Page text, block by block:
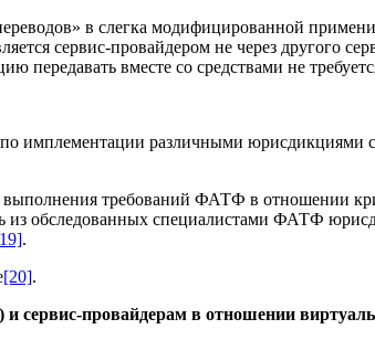
в слегка модифицированной
сервис-провайдером не через другого
передавать вместе со средствами не
имплементации различными
требований ФАТФ в отношении
обследованных специалистами ФАТФ
.
[20].
) и сервис-провайдерам в отношении